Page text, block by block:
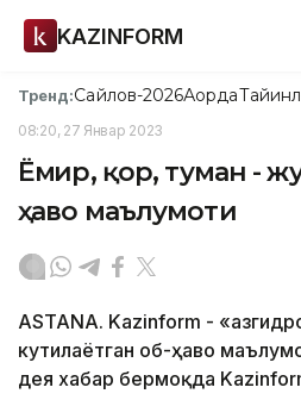
KAZINFORM
Тренд:Сайлов-2026Ақорда
08:20, 27 Январ 2023
Ёмғир, қор, туман -
ҳаво маълумоти
ASTANA. Kazinform -
кутилаётган об-ҳаво
дея хабар бермоқда